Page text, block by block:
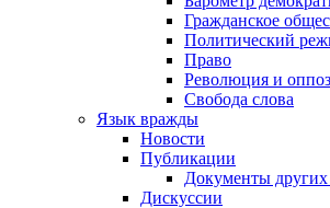
Гражданское
Политический
Право
Революция и
Свобода слова
Язык вражды
Новости
Публикации
Документы других
Дискуссии